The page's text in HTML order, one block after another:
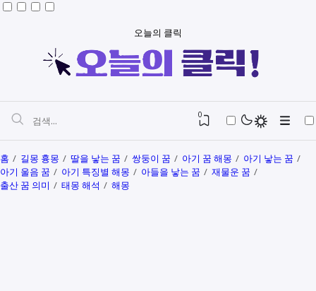
오늘의 클릭
0
홈 길몽 흉몽 딸을 낳는 꿈 쌍둥이 꿈 아기 꿈 해몽
아기 낳는 꿈
아기 울음 꿈
아기 특징별 해몽 아들을 낳는 꿈
재물운 꿈
출산 꿈 의미
태몽 해석 해몽